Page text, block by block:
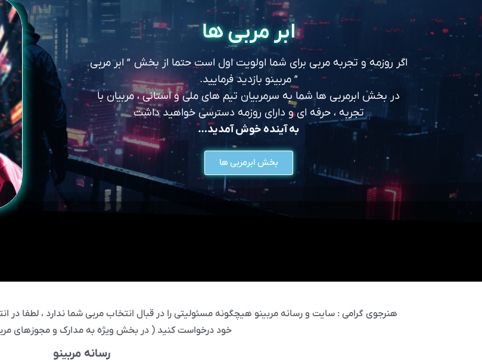
ابر مربی ها
اگر روزمه و تجربه مربی برای شما اولویت اول است حتما از بخش ” ابر مربی
” مربینو بازدید فرمایید.
در بخش ابرمربی ها شما به سرمربیان تیم های ملی و استانی ، مربیان با
تجربه ، حرفه ای و دارای روزمه دسترسی خواهید داشت
به آینده خوش آمدید…
بخش ابرمربی ها
هنرجوی گرامی : سایت و رسانه مربینو هیچگونه مسئولیتی را در قبال انتخاب مربی شما ندارد ، لطفا در
خود درخواست کنید ( در بخش ویژه به مدارک و مجوزهای
رسانه مربینو